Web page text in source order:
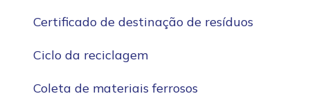
Certificado de destinação de resíduos
Ciclo da reciclagem
Coleta de materiais ferrosos